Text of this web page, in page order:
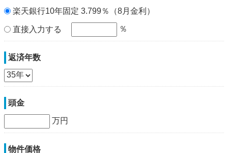
楽天銀行10年固定 3.799％（8月金利）
直接入力する ％
返済年数
頭金
万円
物件価格